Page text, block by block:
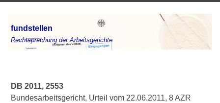
fundstellen
Rechtsprechung der Arbeitsgerichte
DB 2011, 2553
Bundesarbeitsgericht, Urteil vom 22.06.2011, 8 AZR